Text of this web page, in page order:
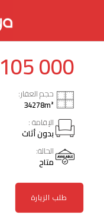
105 000
حجم العقار:
34278m²
الإقامة :
بدون أثاث
الحالة:
متاح
طلب الزيارة